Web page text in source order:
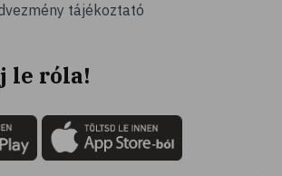
tájékoztató
le róla!